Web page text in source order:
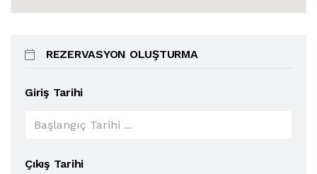
REZERVASYON OLUŞTURMA
Giriş Tarihi
Çıkış Tarihi